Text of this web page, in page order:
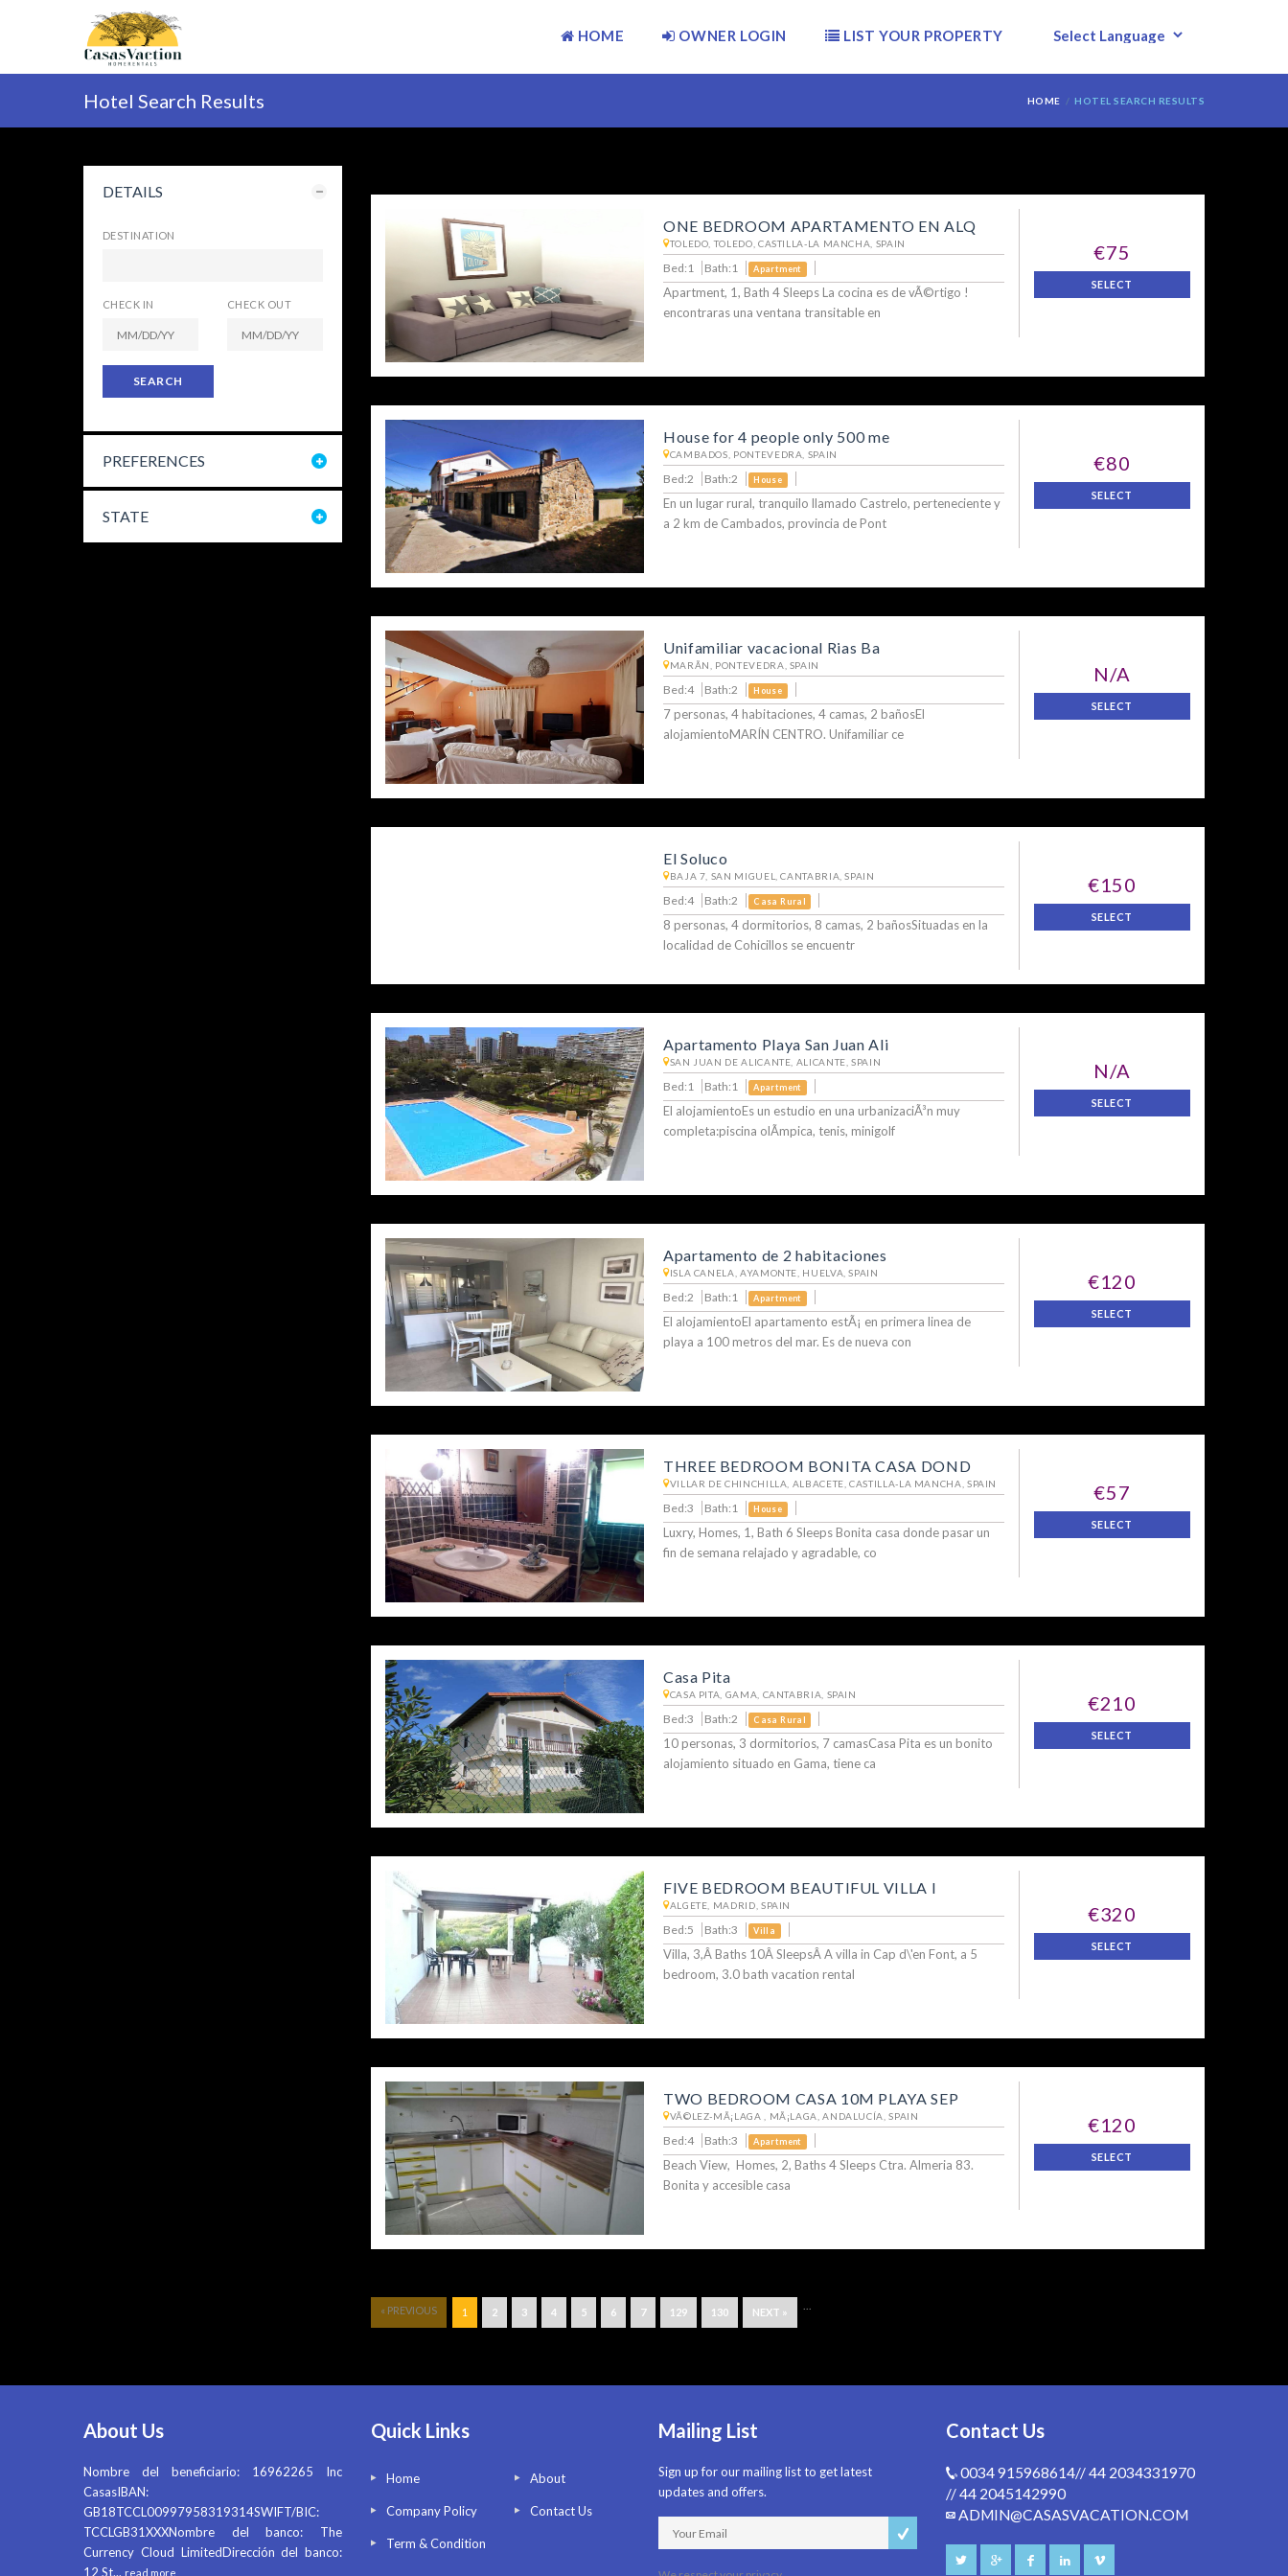
HOME OWNER LOGIN LIST YOUR PROPERTY
Hotel Search Results HOME HOTEL SEARCH RESULTS
DETAILS
DESTINATION
CHECK IN CHECK OUT
SEARCH
PREFERENCES
STATE
ONE BEDROOM APARTAMENTO EN ALQ
TOLEDO, TOLEDO, CASTILLA-LA MANCHA, SPAIN
Bed:1 Bath:1 Apartment
Apartment, 1, Bath 4 Sleeps La cocina es de vÃ©rtigo !
encontraras una ventana transitable en
€75
SELECT
House for 4 people only 500 me
CAMBADOS, PONTEVEDRA, SPAIN
Bed:2 Bath:2 House
En un lugar rural, tranquilo llamado Castrelo, perteneciente y
a 2 km de Cambados, provincia de Pont
€80
SELECT
Unifamiliar vacacional Rias Ba
MARÃ­N, PONTEVEDRA, SPAIN
Bed:4 Bath:2 House
7 personas, 4 habitaciones, 4 camas, 2 bañosEl
alojamientoMARÍN CENTRO. Unifamiliar ce
N/A
SELECT
El Soluco
BAJA 7, SAN MIGUEL, CANTABRIA, SPAIN
Bed:4 Bath:2 Casa Rural
8 personas, 4 dormitorios, 8 camas, 2 bañosSituadas en la
localidad de Cohicillos se encuentr
€150
SELECT
Apartamento Playa San Juan Ali
SAN JUAN DE ALICANTE, ALICANTE, SPAIN
Bed:1 Bath:1 Apartment
El alojamientoEs un estudio en una urbanizaciÃ³n muy
completa:piscina olÃ­mpica, tenis, minigolf
N/A
SELECT
Apartamento de 2 habitaciones
ISLA CANELA, AYAMONTE, HUELVA, SPAIN
Bed:2 Bath:1 Apartment
El alojamientoEl apartamento estÃ¡ en primera linea de
playa a 100 metros del mar. Es de nueva con
€120
SELECT
THREE BEDROOM BONITA CASA DOND
VILLAR DE CHINCHILLA, ALBACETE, CASTILLA-LA MANCHA, SPAIN
Bed:3 Bath:1 House
Luxry, Homes, 1, Bath 6 Sleeps Bonita casa donde pasar un
fin de semana relajado y agradable, co
€57
SELECT
Casa Pita
CASA PITA, GAMA, CANTABRIA, SPAIN
Bed:3 Bath:2 Casa Rural
10 personas, 3 dormitorios, 7 camasCasa Pita es un bonito
alojamiento situado en Gama, tiene ca
€210
SELECT
FIVE BEDROOM BEAUTIFUL VILLA I
ALGETE, MADRID, SPAIN
Bed:5 Bath:3 Villa
Villa, 3,Â Baths 10Â SleepsÂ A villa in Cap d\'en Font, a 5
bedroom, 3.0 bath vacation rental
€320
SELECT
TWO BEDROOM CASA 10M PLAYA SEP
VÃ©LEZ-MÃ¡LAGA , MÃ¡LAGA, ANDALUCÍA, SPAIN
Bed:4 Bath:3 Apartment
Beach View, Homes, 2, Baths 4 Sleeps Ctra. Almeria 83.
Bonita y accesible casa
€120
SELECT
« PREVIOUS 1 2 3 4 5 6 7 ...
129 130 NEXT »
About Us
Nombre del beneficiario: 16962265 Inc
CasasIBAN:
GB18TCCL00997958319314SWIFT/BIC:
TCCLGB31XXXNombre del banco: The
Currency Cloud LimitedDirección del banco:
12 St... read more
Quick Links
Home About
Company Policy Contact Us
Term & Condition
Mailing List
Sign up for our mailing list to get latest
updates and offers.
Contact Us
0034 915968614// 44 2034331970
// 44 2045142990
ADMIN@CASASVACATION.COM